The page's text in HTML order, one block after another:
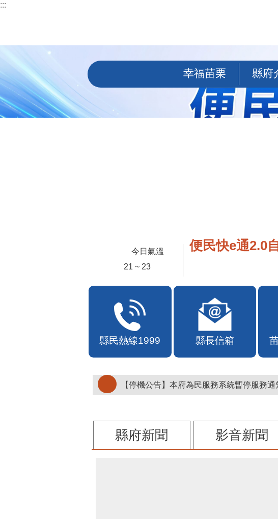
跳到主要內容區塊
:::
幸福苗栗 縣府
便民快e通2.0
今日氣溫
30 ~ 33
縣民熱線1999 縣長信箱
【停機公告】本府為民服務系統暫停服務
縣府新聞 影音新聞